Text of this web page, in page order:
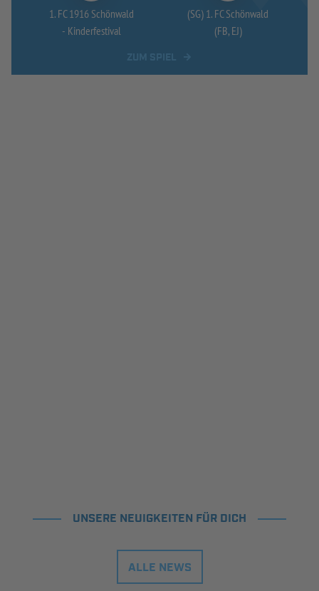
1. FC 1916 Schönwald
- Kinderfestival
(SG) 1. FC Schönwald
(FB, EJ)
UNSERE NEUIGKEITEN FÜR DICH
ALLE NEWS